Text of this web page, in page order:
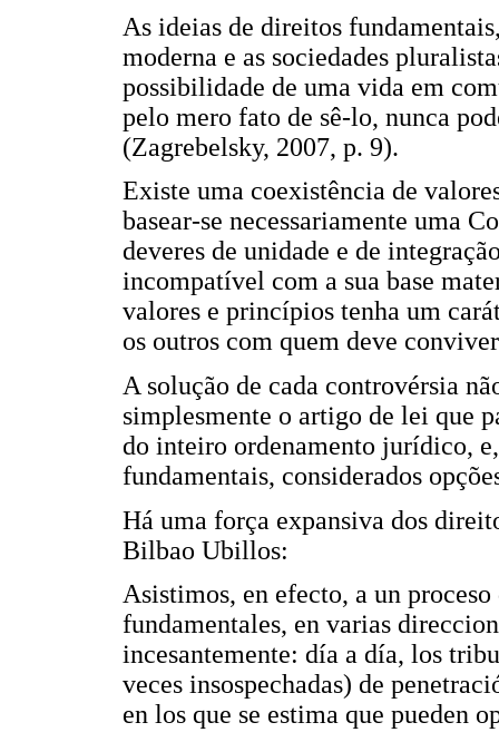
As ideias de direitos
moderna e as sociedades
possibilidade de uma vida em
pelo mero fato de sê-lo, nunca
(Zagrebelsky, 2007, p. 9).
Existe uma coexistência de
basear-se necessariamente uma
deveres de unidade e de
incompatível com a sua base
valores e princípios tenha um
os outros com quem deve
A solução de cada controvérsia
simplesmente o artigo de lei que
do inteiro ordenamento jurídico,
fundamentais, considerados
Há uma força expansiva dos
Bilbao Ubillos:
Asistimos, en efecto, a un
fundamentales, en varias
incesantemente: día a día, los
veces insospechadas) de
en los que se estima que pueden